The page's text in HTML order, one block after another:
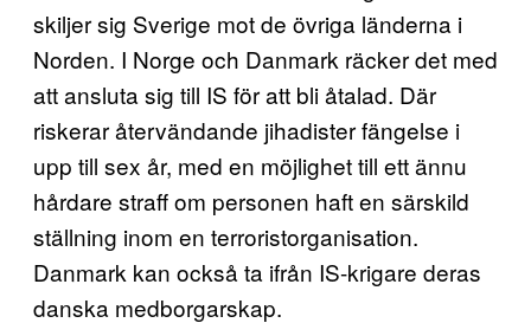
skiljer sig Sverige mot de övriga länderna i
Norden. I Norge och Danmark räcker det med
att ansluta sig till IS för att bli åtalad. Där
riskerar återvändande jihadister fängelse i
upp till sex år, med en möjlighet till ett ännu
hårdare straff om personen haft en särskild
ställning inom en terroristorganisation.
Danmark kan också ta ifrån IS-krigare deras
danska medborgarskap.